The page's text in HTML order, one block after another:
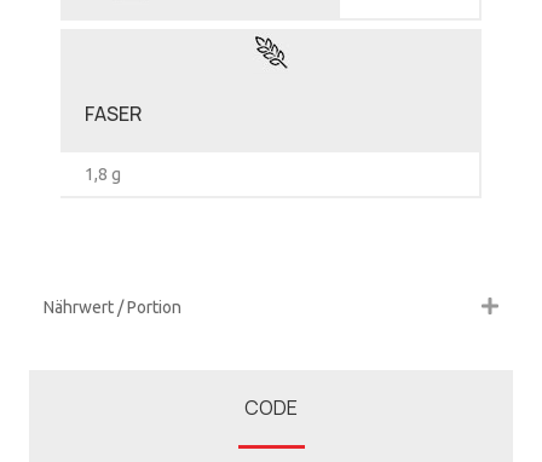
FASER
1,8 g
Nährwert / Portion
CODE